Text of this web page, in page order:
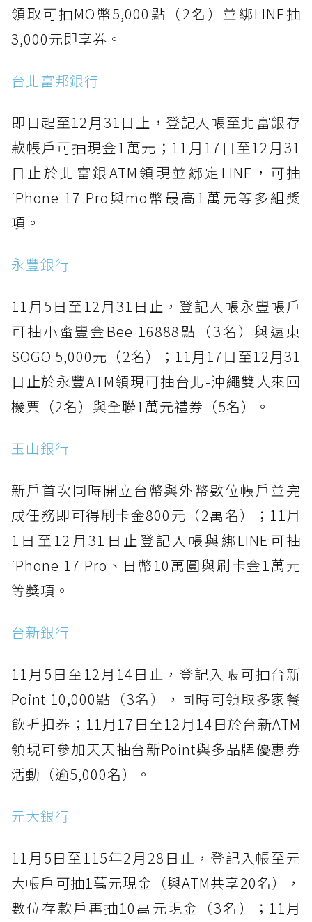
領取可抽MO幣5,000點（2名）並綁LINE抽
3,000元即享券。
台北富邦銀行
即日起至12月31日止，登記入帳至北富銀存
款帳戶可抽現金1萬元；11月17日至12月31
日止於北富銀ATM領現並綁定LINE，可抽
iPhone 17 Pro與mo幣最高1萬元等多組獎
項。
永豐銀行
11月5日至12月31日止，登記入帳永豐帳戶
可抽小蜜豐金Bee 16888點（3名）與遠東
SOGO 5,000元（2名）；11月17日至12月31
日止於永豐ATM領現可抽台北-沖繩雙人來回
機票（2名）與全聯1萬元禮券（5名）。
玉山銀行
新戶首次同時開立台幣與外幣數位帳戶並完
成任務即可得刷卡金800元（2萬名）；11月
1日至12月31日止登記入帳與綁LINE可抽
iPhone 17 Pro、日幣10萬圓與刷卡金1萬元
等獎項。
台新銀行
11月5日至12月14日止，登記入帳可抽台新
Point 10,000點（3名），同時可領取多家餐
飲折扣券；11月17日至12月14日於台新ATM
領現可參加天天抽台新Point與多品牌優惠券
活動（逾5,000名）。
元大銀行
11月5日至115年2月28日止，登記入帳至元
大帳戶可抽1萬元現金（與ATM共享20名），
數位存款戶再抽10萬元現金（3名）；11月